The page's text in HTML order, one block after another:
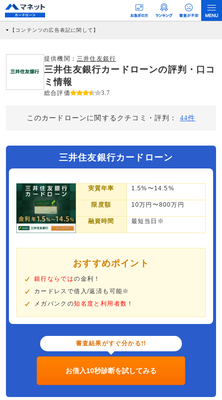
【コンテンツの広告表記に関して】
社に対して企業から紹介報酬が支払われるという収益モデルです。 ただし、特定の
商品を根拠なくPRするものではなく、当編集部の調査／ユーザーへの口コミ収集な
どに基づき、公平性を担保した情報提供を行っています。
提供機関： 三井住友銀行
三井住友銀行カードローンの評判・口コ
ミ情報
総合評価 3.7
このカードローンに関するクチコミ・評判： 44件
三井住友銀行カードローン
実質年率 1.5%〜14.5%
限度額 10万円〜800万円
融資時間 最短当日※
おすすめポイント
銀行ならではの金利！
カードレスで借入/返済も可能※
メガバンクの知名度と利用者数 ！
審査結果がすぐ分かる!!
お借入10秒診断を試してみる